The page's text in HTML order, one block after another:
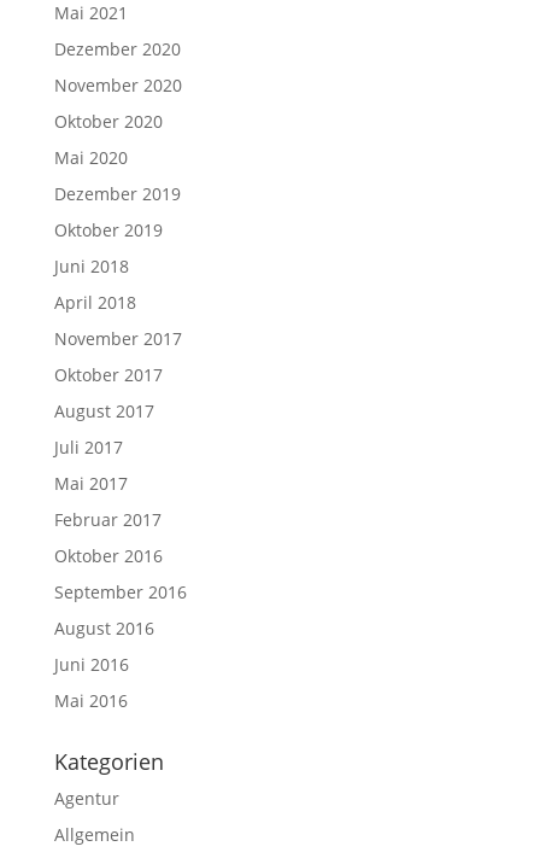
Mai 2021
Dezember 2020
November 2020
Oktober 2020
Mai 2020
Dezember 2019
Oktober 2019
Juni 2018
April 2018
November 2017
Oktober 2017
August 2017
Juli 2017
Mai 2017
Februar 2017
Oktober 2016
September 2016
August 2016
Juni 2016
Mai 2016
Kategorien
Agentur
Allgemein